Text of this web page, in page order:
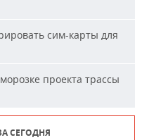
сим-карты для
проекта трассы
СЕГОДНЯ